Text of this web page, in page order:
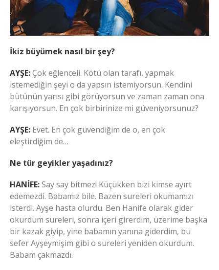
İkiz büyümek nasıl bir şey?
AYŞE:Çok eğlenceli. Kötü olan tarafı, yapmak
istemediğin şeyi o da yapsın istemiyorsun. Kendini
bütünün yarısı gibi görüyorsun ve zaman zaman ona
karışıyorsun. En çok birbirinize mi güveniyorsunuz?
AYŞE: Evet. En çok güvendiğim de o, en çok
eleştirdiğim de…
Ne tür geyikler yaşadınız?
HANİFE:Say say bitmez! Küçükken bizi kimse ayırt
edemezdi. Babamız bile. Bazen sureleri okumamızı
isterdi. Ayşe hasta olurdu. Ben Hanife olarak gider
okurdum sureleri, sonra içeri girerdim, üzerime başka
bir kazak giyip, yine babamın yanına giderdim, bu
sefer Ayşeymişim gibi o sureleri yeniden okurdum.
Babam çakmazdı.